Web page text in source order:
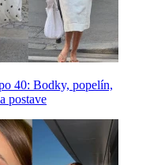
40: Bodky, popelín,
postave